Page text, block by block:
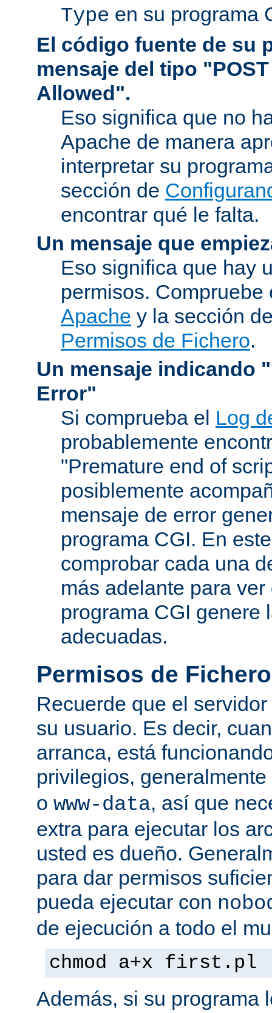
Type en su programa
El código fuente de su
mensaje del tipo
Allowed".
Eso significa que no
Apache de manera
interpretar su
sección de
encontrar qué le falta.
Un mensaje que
Eso significa que hay
permisos.
Apache y la sección
Permisos de Fichero.
Un mensaje indicando
Error"
Si comprueba el Log
probablemente
"Premature end of
posiblemente
mensaje de error
programa CGI. En
comprobar cada una
más adelante para
programa CGI genere
adecuadas.
Permisos de Fichero
Recuerde que el
su usuario. Es decir,
arranca, está
privilegios,
o www-data, así que
extra para ejecutar los
usted es dueño.
para dar permisos
pueda ejecutar con
de ejecución a todo el
chmod a+x first.pl
Además, si su programa